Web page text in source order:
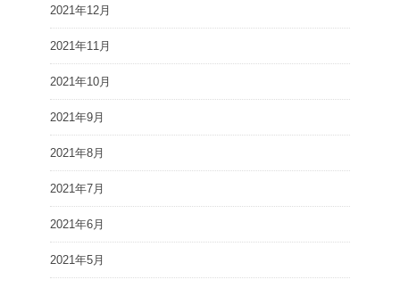
2021年12月
2021年11月
2021年10月
2021年9月
2021年8月
2021年7月
2021年6月
2021年5月